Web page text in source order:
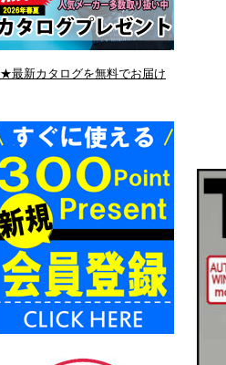
★最新カタログを無料でお届け